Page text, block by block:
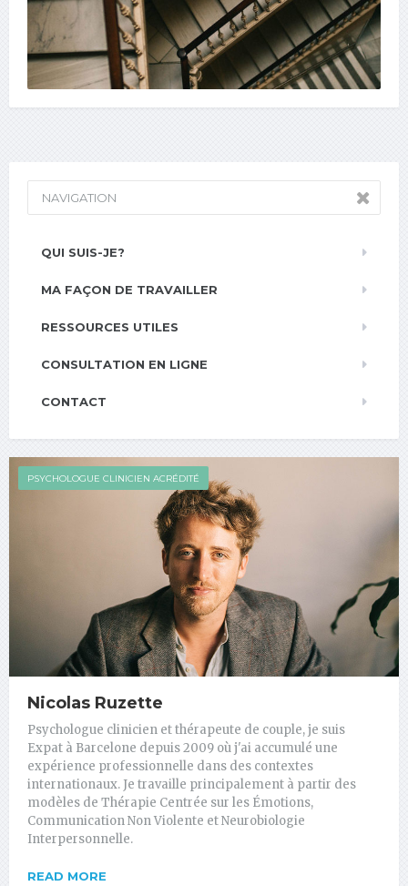
NAVIGATION
QUI SUIS-JE?
MA FAÇON DE TRAVAILLER
RESSOURCES UTILES
CONSULTATION EN LIGNE
CONTACT
PSYCHOLOGUE CLINICIEN ACRÉDITÉ
Nicolas Ruzette
Psychologue clinicien et thérapeute de couple, je suis
Expat à Barcelone depuis 2009 où j'ai accumulé une
expérience professionnelle dans des contextes
internationaux. Je travaille principalement à partir des
modèles de Thérapie Centrée sur les Émotions,
Communication Non Violente et Neurobiologie
Interpersonnelle.
READ MORE